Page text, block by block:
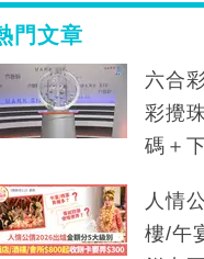
門文章
六合
彩攪
碼＋
人情
樓/午